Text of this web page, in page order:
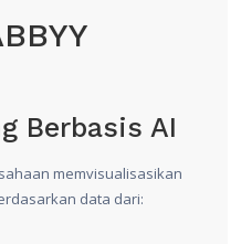
Berbasis AI
memvisualisasikan
data dari: